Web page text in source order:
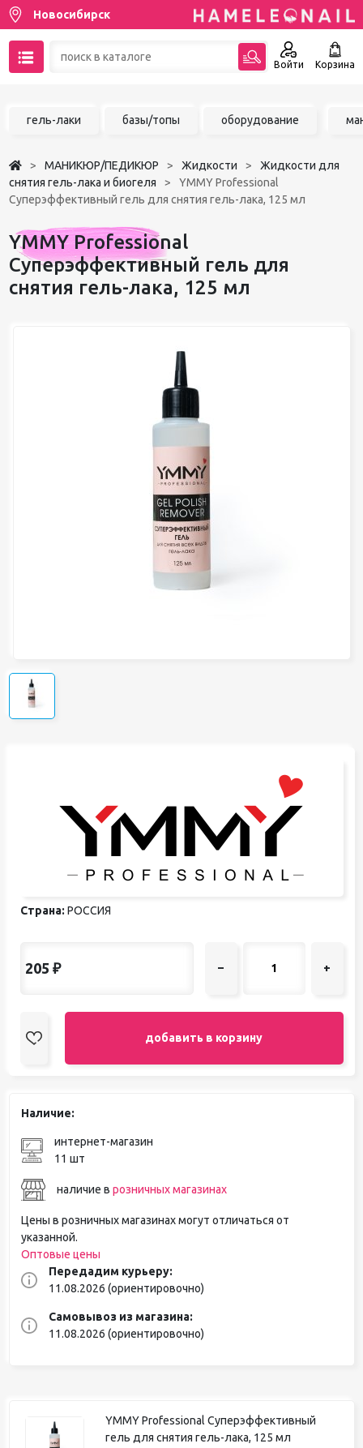
Новосибирск
Войти Корзина
Чат в MAX
Избранное
гель-лаки базы/топы оборудование
МАНИКЮР/ПЕДИКЮР Жидкости
Жидкости для
снятия гель-лака и биогеля
YMMY Professional
Суперэффективный гель для снятия гель-лака, 125 мл
YMMY Professional
Суперэффективный гель для
снятия гель-лака, 125 мл
Страна: РОССИЯ
205 ₽ – +
добавить в корзину
Наличие:
интернет-магазин
11 шт
наличие в розничных магазинах
Цены в розничных магазинах могут отличаться от
указанной.
Оптовые цены
Передадим курьеру:
11.08.2026 (ориентировочно)
Самовывоз из магазина:
11.08.2026 (ориентировочно)
YMMY Professional Суперэффективный
гель для снятия гель-лака, 125 мл